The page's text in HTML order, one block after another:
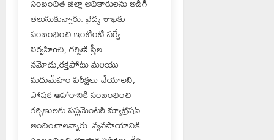
తెలుసుకున్నారు. వైద్య శాఖకు
సంబంధించి ఇంటింటి సర్వే
నిర్వహిoచి, గర్బిణి స్త్రీల
నమోదు,రక్తపోటు మరియు
మధుమేహం పరీక్షలు చేయాలని,
పోషక ఆహారానికి సంబంధించి
గర్భిణులకు సప్లమెంటరీ న్యూట్రిషన్
అందించాలన్నారు. వ్యవసాయానికి